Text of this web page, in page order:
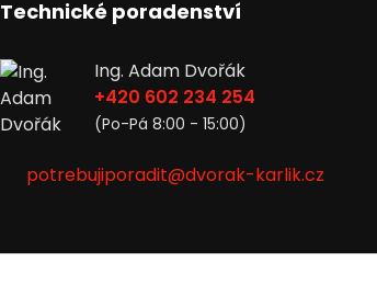
Technické poradenství
Ing. Adam Dvořák
+420 602 234 254
(Po-Pá 8:00 - 15:00)
potrebujiporadit@dvorak-karlik.cz